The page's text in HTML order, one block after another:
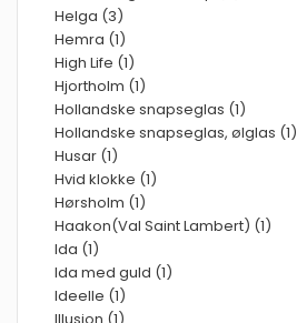
Helga (3)
Hemra (1)
High Life (1)
Hjortholm (1)
Hollandske snapseglas (1)
Hollandske snapseglas, ølglas (1)
Husar (1)
Hvid klokke (1)
Hørsholm (1)
Haakon(Val Saint Lambert) (1)
Ida (1)
Ida med guld (1)
Ideelle (1)